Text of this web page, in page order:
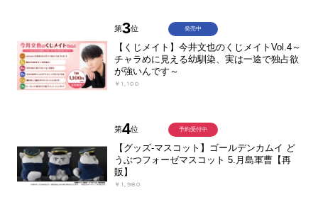
第3位
【くじメイト】今井文也のくじメイトVol.4～
チャラめに見える幼馴染、実は一途で独占欲
が強いんです～
￥1,100
発売中
第4位
【グッズ-マスコット】ゴールデンカムイ ど
うぶつフォーゼマスコット 5.月島軍曹【再
販】
￥1,980
予約受付中